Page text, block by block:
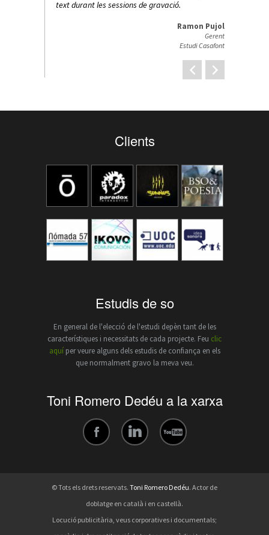
Clients
Estudis de so
En general de l'elecció de l'estudi depèn tant de les
característiques i necessitats de cada projecte. Feu clic
aquíper veure alguns dels estudis de confiança en els
que normalment gravo la meva veu.
Toni Romero Dedéu a la xarxa
© Tots els drets reservats. Toni Romero Dedéu. Actor de
doblatge en català i en castellà.
Locució publicitària, veus corporatives i documentals;